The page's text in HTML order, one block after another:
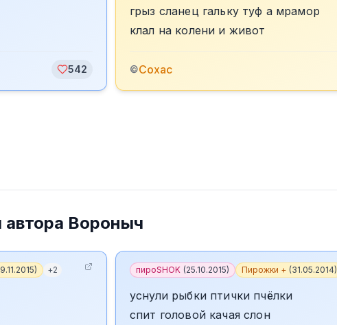
542
грыз сланец гальку туф а мрамор
клал на колени и живот
©Сохас
Вороныч
) +2 пироSHOK (25.10.2015) Пирожки + (31.05.2014)
уснули рыбки птички пчёлки
спит головой качая слон